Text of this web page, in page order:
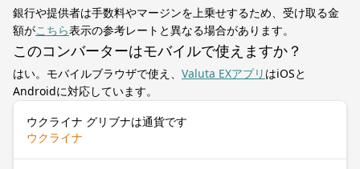
銀行や提供者は手数料やマージンを上乗せするため、受け取る金
額がこちら表示の参考レートと異なる場合があります。
このコンバーターはモバイルで使えますか？
はい。モバイルブラウザで使え、 Valuta EXアプリ はiOSと
Androidに対応しています。
ウクライナ グリブナは通貨です
ウクライナ